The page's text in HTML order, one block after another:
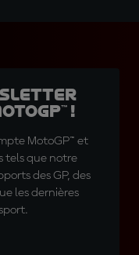
!
MotoGP™ et
tels que notre
des GP, des
les dernières